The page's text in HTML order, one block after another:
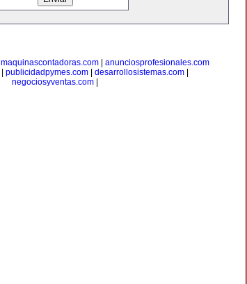
maquinascontadoras.com| anunciosprofesionales.com
publicidadpymes.com desarrollosistemas.com
negociosyventas.com